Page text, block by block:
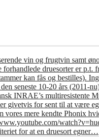
vin og frugtvin samt
druesorter er
kan fås og bestilles).
seneste 10-20 års
INRAE’s multiresistente
givetvis for sent til at være
mere kendte Phonix
for at en druesort egner…